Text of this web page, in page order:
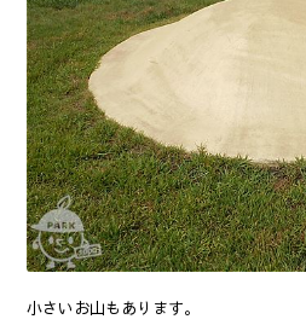
小さいお山もあります。